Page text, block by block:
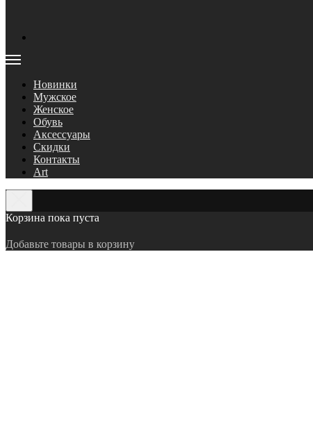
Новинки
Мужское
Женское
Обувь
Аксессуары
Скидки
Контакты
Art
Корзина пока пуста
Добавьте товары в корзину